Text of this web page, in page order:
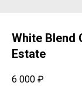
White Blend
Estate
6 000 ₽